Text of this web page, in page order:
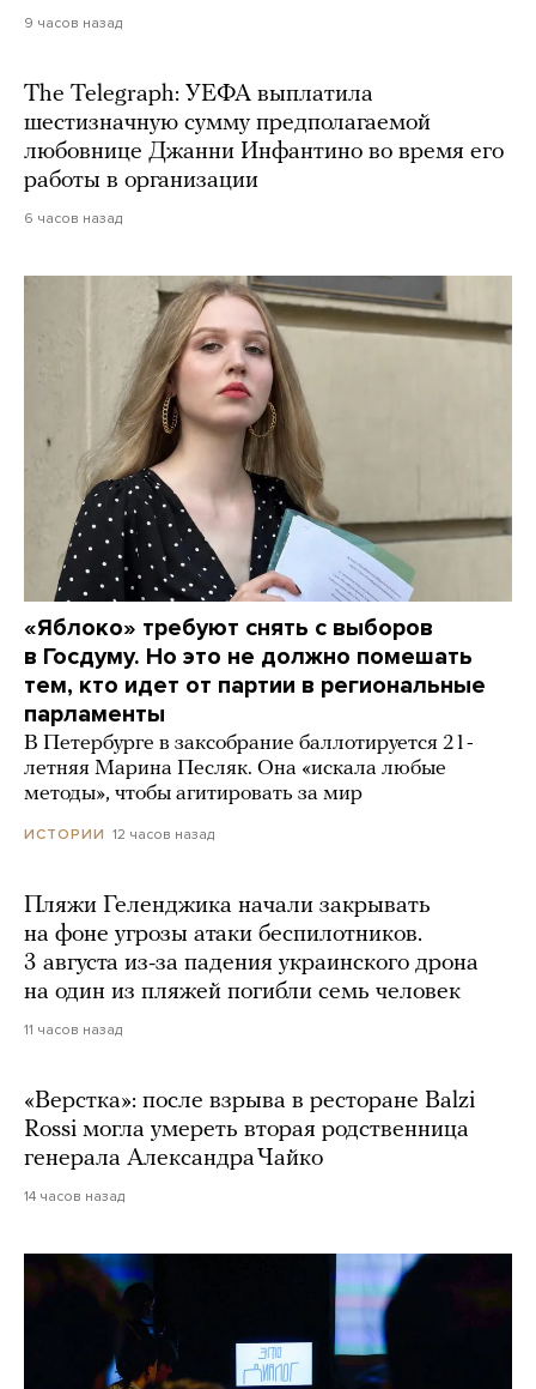
9 часов назад
The Telegraph: УЕФА выплатила
шестизначную сумму предполагаемой
любовнице Джанни Инфантино во время его
работы в организации
6 часов назад
«Яблоко» требуют снять с выборов
в Госдуму. Но это не должно помешать
тем, кто идет от партии в региональные
парламенты
В Петербурге в заксобрание баллотируется 21-
летняя Марина Песляк. Она «искала любые
методы», чтобы агитировать за мир
ИСТОРИИ 12 часов назад
Пляжи Геленджика начали закрывать
на фоне угрозы атаки беспилотников.
3 августа из-за падения украинского дрона
на один из пляжей погибли семь человек
11 часов назад
«Верстка»: после взрыва в ресторане Balzi
Rossi могла умереть вторая родственница
генерала Александра Чайко
14 часов назад